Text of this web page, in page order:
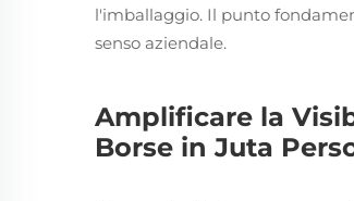
l'imballaggio. Il punto
senso aziendale.
Amplificare la
Borse in Juta